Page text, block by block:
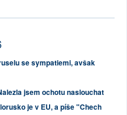
se sympatiemi, avšak
jsem ochotu naslouchat
je v EU, a píše "Chech